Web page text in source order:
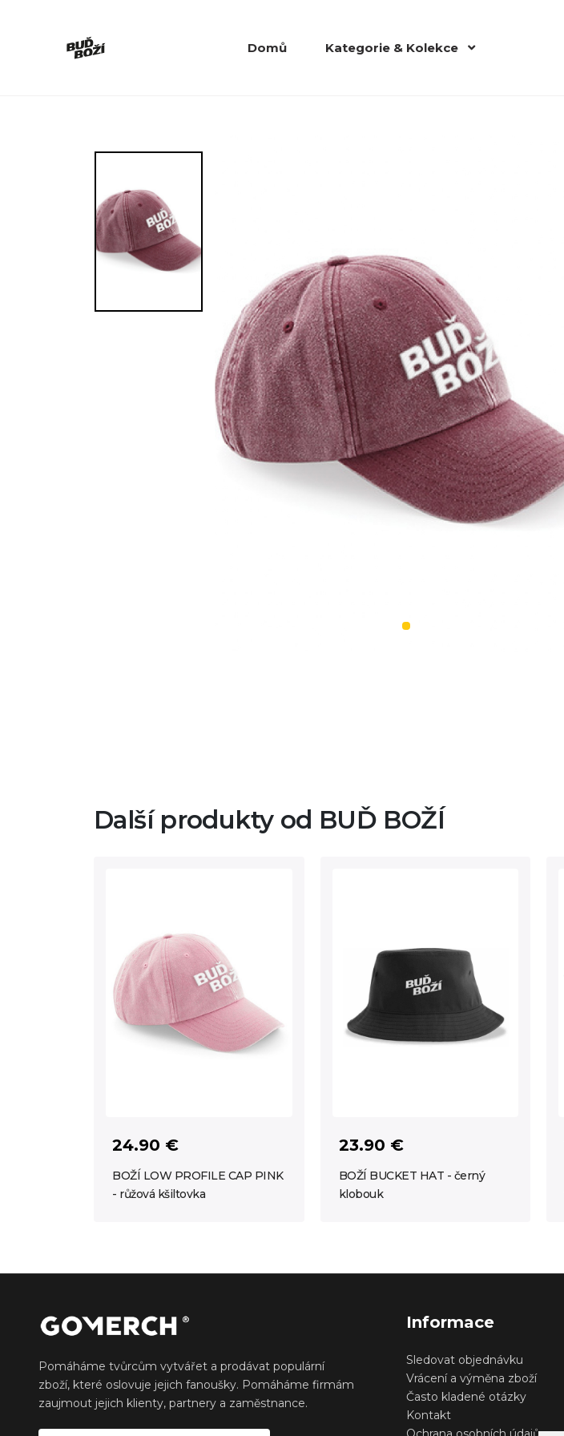
Domů Kategorie & Kolekce
Další produkty od BUĎ BOŽÍ
24.90 €
BOŽÍ LOW PROFILE CAP PINK
- růžová kšiltovka
23.90 €
BOŽÍ BUCKET HAT - černý
klobouk
Informace
Sledovat objednávku
Vrácení a výměna zboží
Často kladené otázky
Kontakt
Pomáháme tvůrcům vytvářet a prodávat populární
zboží, které oslovuje jejich fanoušky. Pomáháme firmám
zaujmout jejich klienty, partnery a zaměstnance.